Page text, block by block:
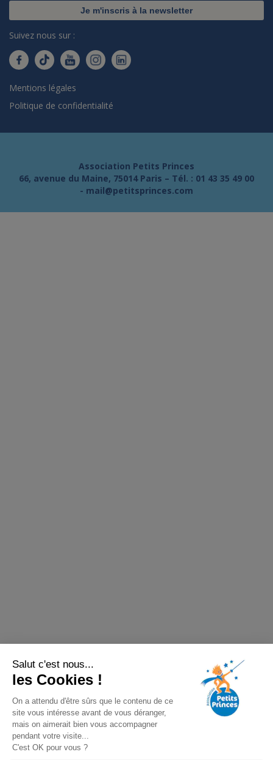
Salut c'est nous...
les Cookies !
On a attendu d'être sûrs que le contenu de ce
site vous intéresse avant de vous déranger,
mais on aimerait bien vous accompagner
pendant votre visite...
C'est OK pour vous ?
Je m'inscris à la newsletter
Suivez nous sur :
Mentions légales
Politique de confidentialité
Association Petits Princes
66, avenue du Maine, 75014 Paris – Tél. : 01 43 35 49 00
- mail@petitsprinces.com